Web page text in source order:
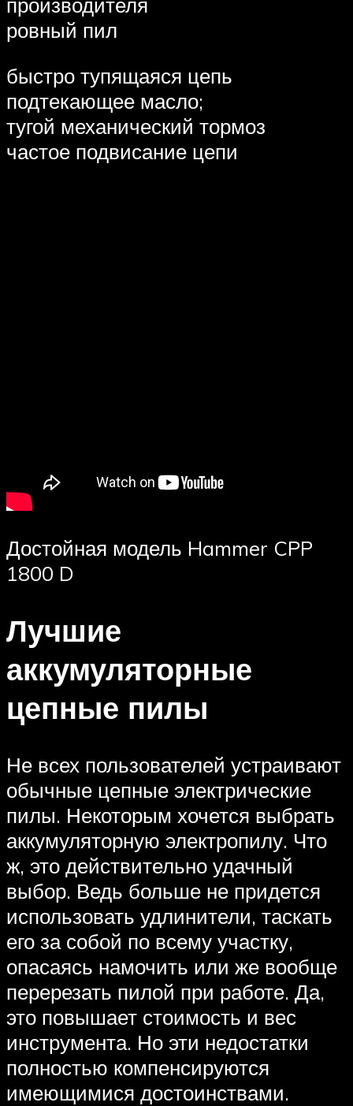
производителя
ровный пил
быстро тупящаяся цепь
подтекающее масло;
тугой механический тормоз
частое подвисание цепи
Достойная модель Hammer CPP
1800 D
Лучшие
аккумуляторные
цепные пилы
Не всех пользователей устраивают
обычные цепные электрические
пилы. Некоторым хочется выбрать
аккумуляторную электропилу. Что
ж, это действительно удачный
выбор. Ведь больше не придется
использовать удлинители, таскать
его за собой по всему участку,
опасаясь намочить или же вообще
перерезать пилой при работе. Да,
это повышает стоимость и вес
инструмента. Но эти недостатки
полностью компенсируются
имеющимися достоинствами.